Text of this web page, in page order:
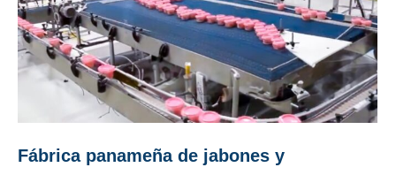
Fábrica panameña de jabones y